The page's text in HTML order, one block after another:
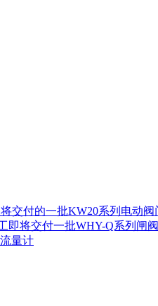
交付的一批KW20系列电动阀
即将交付一批WHY-Q系列闸
量计